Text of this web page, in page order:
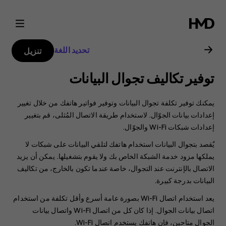
دليل
مستخدم
هاتف
Nokia
2.1
تحديد اللغة تنزيل
توفير تكاليف تجوال البيانات
يمكنك توفير تكلفة تجوال البيانات وتوفير فواتير هاتفك من خلال تغيير
إعدادات بيانات الجوّال. لاستخدام طريقة الاتصال المُثلى، قم بتغيير
إعدادات شبكات Wi-Fi والجوّال.
يٌقصد بتجوال البيانات استخدام هاتفك لتلقي البيانات على شبكات لا
يملكها مزود خدمة الشبكة الخاص بك ولا يقوم بتشغيلها. يمكن أن يزيد
الاتصال بالإنترنت عند التجوال، خاصة عندما تكون بالخارج، من تكاليف
البيانات بدرجة كبيرة.
يعد استخدام اتصال Wi-Fi بصورة عامة أسرع وأقل تكلفة من استخدام
اتصال بيانات الجوال. إذا كان كل من اتصال Wi-Fi واتصال بيانات
الجوال متاحين، فإن هاتفك يستخدم اتصال Wi-Fi.